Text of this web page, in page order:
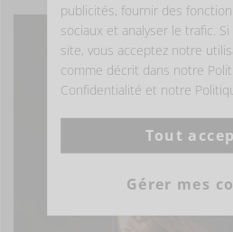
publicités, fournir des
sociaux et analyser le trafic.
site, vous acceptez notre
comme décrit dans notre
Confidentialité et notre
Tout
Gérer mes